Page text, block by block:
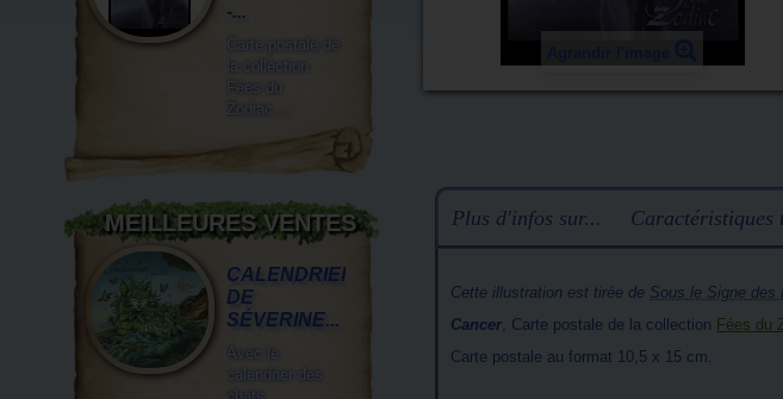
Plus d'infos sur... Caractéristiques
Cette illustration est tirée de Sous le Signe des
Cancer, Carte postale de la collection Fées du
Carte postale au format 10,5 x 15 cm.
-...
Carte postale de
la collection
Fées du
Zodiac....
MEILLEURES VENTES
CALENDRIER
DE
SÉVERINE...
Avec le
calendrier des